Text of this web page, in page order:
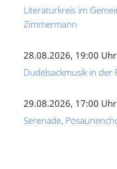
Literaturkreis im
Zimmermann
28.08.2026, 19:00 Uhr
Dudelsackmusik in der
29.08.2026, 17:00 Uhr
Serenade,